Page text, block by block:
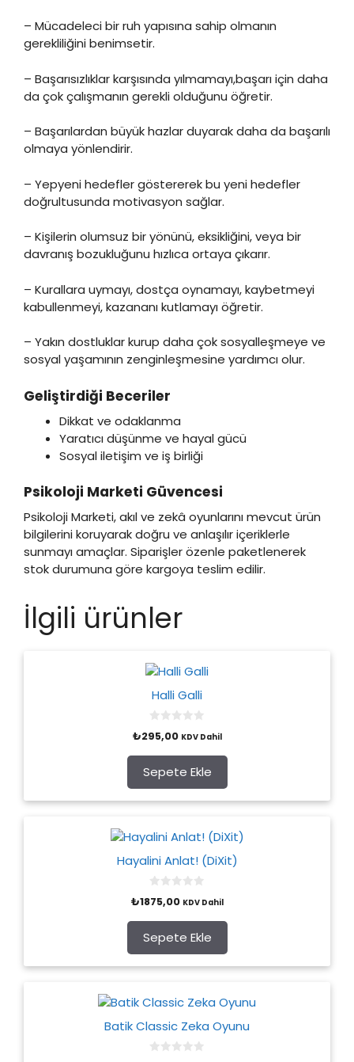
– Mücadeleci bir ruh yapısına sahip olmanın
gerekliliğini benimsetir.
– Başarısızlıklar karşısında yılmamayı,başarı için daha
da çok çalışmanın gerekli olduğunu öğretir.
– Başarılardan büyük hazlar duyarak daha da başarılı
olmaya yönlendirir.
– Yepyeni hedefler göstererek bu yeni hedefler
doğrultusunda motivasyon sağlar.
– Kişilerin olumsuz bir yönünü, eksikliğini, veya bir
davranış bozukluğunu hızlıca ortaya çıkarır.
– Kurallara uymayı, dostça oynamayı, kaybetmeyi
kabullenmeyi, kazananı kutlamayı öğretir.
– Yakın dostluklar kurup daha çok sosyalleşmeye ve
sosyal yaşamının zenginleşmesine yardımcı olur.
Geliştirdiği Beceriler
Dikkat ve odaklanma
Yaratıcı düşünme ve hayal gücü
Sosyal iletişim ve iş birliği
Psikoloji Marketi Güvencesi
Psikoloji Marketi, akıl ve zekâ oyunlarını mevcut ürün
bilgilerini koruyarak doğru ve anlaşılır içeriklerle
sunmayı amaçlar. Siparişler özenle paketlenerek
stok durumuna göre kargoya teslim edilir.
İlgili ürünler
Halli Galli
0
o
t
o
f
5
₺295,00 KDV Dahil
Sepete Ekle
Hayalini Anlat! (DiXit)
o
t
o
f
5
₺1875,00 KDV Dahil
Sepete Ekle
Batik Classic Zeka Oyunu